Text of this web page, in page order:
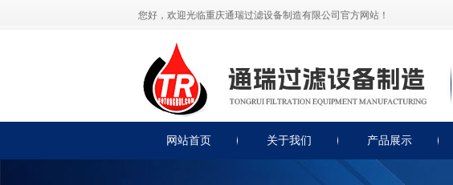
您好，欢迎光临重庆通瑞过滤设备制造有限公司官方网站！
网站首页 关于我们 产品展示
绝缘油滤油机